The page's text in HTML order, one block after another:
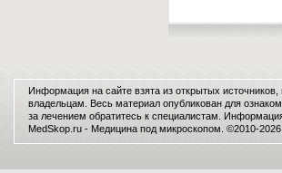
Информация на сайте взята из открытых источников,
владельцам. Весь материал опубликован для
за лечением обратитесь к специалистам.
MedSkop.ru - Медицина под микроскопом. ©2010-2026